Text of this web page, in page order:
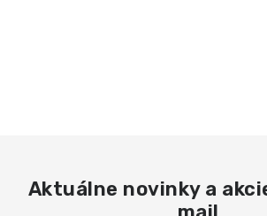
Aktuálne novinky a